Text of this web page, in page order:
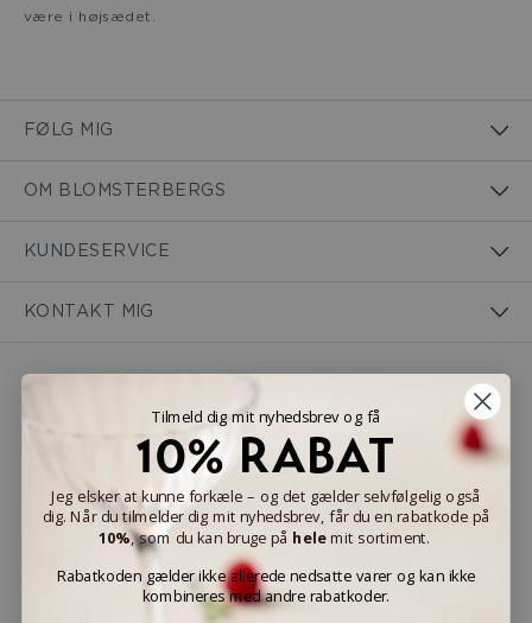
være i højsædet.
FØLG MIG
OM BLOMSTERBERGS
KUNDESERVICE
KONTAKT MIG
LEVERINGSMULIGHEDER
Tilmeld dig mit nyhedsbrev og få
10% RABAT
Jeg elsker at kunne forkæle – og det gælder selvfølgelig også
dig. Når du tilmelder dig mit nyhedsbrev, får du en rabatkode på
10%, som du kan bruge på helemit sortiment.
Rabatkoden gælder ikke allerede nedsatte varer og kan ikke
kombineres med andre rabatkoder.